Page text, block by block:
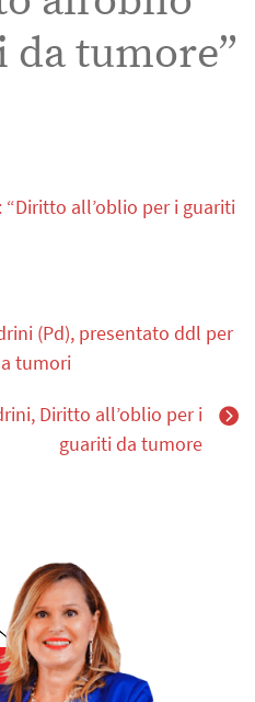
tumore”
all’oblio per i guariti
(Pd), presentato ddl per
tumori
Diritto all’oblio per i
guariti da tumore